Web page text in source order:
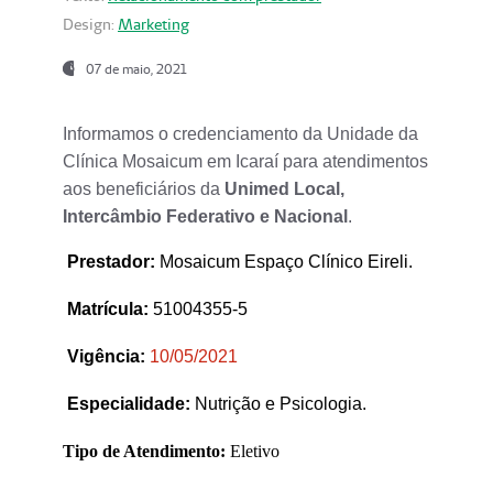
Design: Marketing
07 de maio, 2021
Informamos o credenciamento da Unidade da
Clínica Mosaicum em Icaraí para atendimentos
aos beneficiários da Unimed Local,
Intercâmbio Federativo e Nacional .
Prestador: Mosaicum Espaço Clínico Eireli.
Matrícula: 51004355-5
Vigência: 10/05/2021
Especialidade: Nutrição e Psicologia.
Tipo de Atendimento: Eletivo